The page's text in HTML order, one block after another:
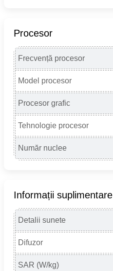
Procesor
Frecvență procesor
Model procesor
Procesor grafic
Tehnologie procesor
Număr nuclee
Informații suplimentare
Detalii sunete
Difuzor
SAR (W/kg)